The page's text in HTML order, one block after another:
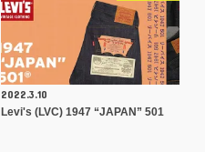
2022.3.10
Levi's (LVC) 1947 “JAPAN” 501